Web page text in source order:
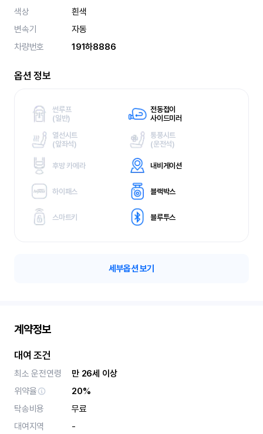
색상
흰색
변속기
자동
차량번호
191하8886
옵션 정보
썬루프
(일반)
전동접이
사이드미러
열선시트
(앞좌석)
통풍시트
(운전석)
후방 카메라 내비게이션
하이패스 블랙박스
스마트키 블루투스
세부옵션 보기
계약정보
대여 조건
최소 운전연령
만 26세 이상
위약율
20%
탁송비용
무료
대여지역
-